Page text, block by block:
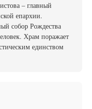
– главный
епархии.
собор Рождества
Храм поражает
единством